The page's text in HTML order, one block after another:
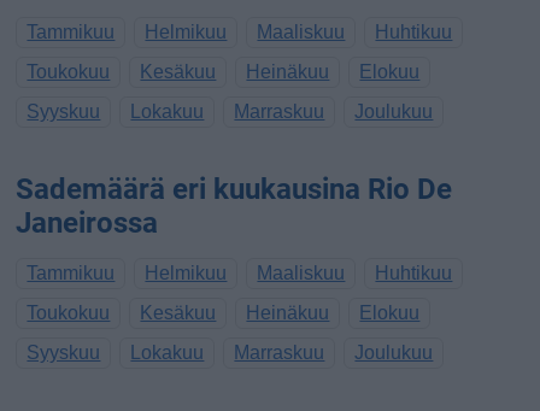
Tammikuu Helmikuu Maaliskuu
Huhtikuu
Toukokuu
Kesäkuu Heinäkuu
Elokuu
Syyskuu
Lokakuu Marraskuu Joulukuu
Sademäärä eri kuukausina Rio De
Janeirossa
Tammikuu Helmikuu Maaliskuu
Huhtikuu
Toukokuu
Kesäkuu Heinäkuu
Elokuu
Syyskuu
Lokakuu Marraskuu Joulukuu